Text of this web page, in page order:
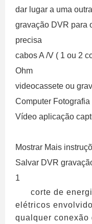
dar lugar a uma
gravação DVR para
precisa
cabos A /V ( 1 ou 2
Ohm
videocassete ou
Computer
Vídeo aplicação
Mostrar Mais
Salvar DVR
1
corte de
elétricos
qualquer conexão